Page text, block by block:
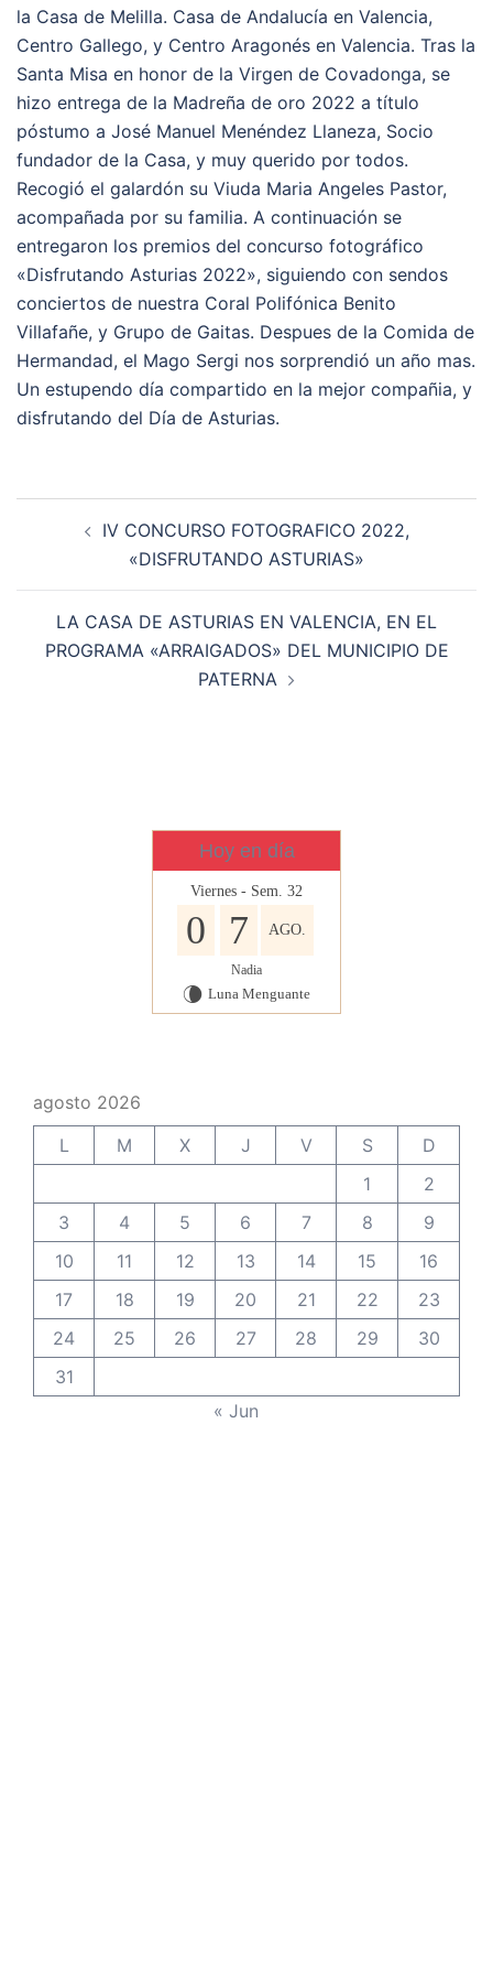
la Casa de Melilla. Casa de Andalucía en Valencia,
Centro Gallego, y Centro Aragonés en Valencia. Tras la
Santa Misa en honor de la Virgen de Covadonga, se
hizo entrega de la Madreña de oro 2022 a título
póstumo a José Manuel Menéndez Llaneza, Socio
fundador de la Casa, y muy querido por todos.
Recogió el galardón su Viuda Maria Angeles Pastor,
acompañada por su familia. A continuación se
entregaron los premios del concurso fotográfico
«Disfrutando Asturias 2022», siguiendo con sendos
conciertos de nuestra Coral Polifónica Benito
Villafañe, y Grupo de Gaitas. Despues de la Comida de
Hermandad, el Mago Sergi nos sorprendió un año mas.
Un estupendo día compartido en la mejor compañia, y
disfrutando del Día de Asturias.
IV CONCURSO FOTOGRAFICO 2022,
«DISFRUTANDO ASTURIAS»
LA CASA DE ASTURIAS EN VALENCIA, EN EL
PROGRAMA «ARRAIGADOS» DEL MUNICIPIO DE
PATERNA
Hoy en día
Viernes - Sem. 32
0 7 AGO.
Nadia
V Luna Menguante
agosto 2026
L
M X J V S
D
1
2
3
4 5 6 7 8
9
10
11 12 13 14 15
16
17
18 19 20 21 22
23
24
25 26 27 28 29
30
31
« Jun